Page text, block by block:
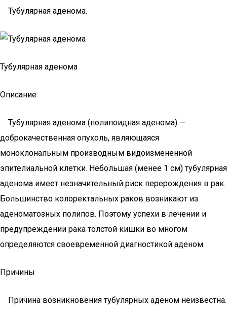
Тубулярная аденома.
Тубулярная аденома
Описание
Тубулярная аденома (полипоидная аденома) —
доброкачественная опухоль, являющаяся
моноклональным производным видоизмененной
эпителиальной клетки. Небольшая (менее 1 см) тубулярная
аденома имеет незначительный риск перерождения в рак.
Большинство колоректальных раков возникают из
аденоматозных полипов. Поэтому успехи в лечении и
предупреждении рака толстой кишки во многом
определяются своевременной диагностикой аденом.
Причины
Причина возникновения тубулярных аденом неизвестна.